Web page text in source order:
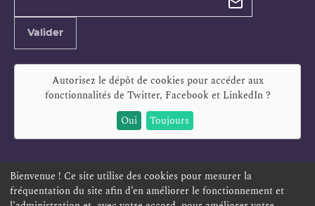
Valider
Autorisez le dépôt de cookies pour accéder aux
fonctionnalités de Twitter, Facebook et LinkedIn?
Oui
Toujours
ESPACE PERSONNEL OFFRES D'EMPLOI SIGNALEMENT
Bienvenue ! Ce site utilise des cookies pour mesurer la
fréquentation du site afin d’en améliorer le fonctionnement et